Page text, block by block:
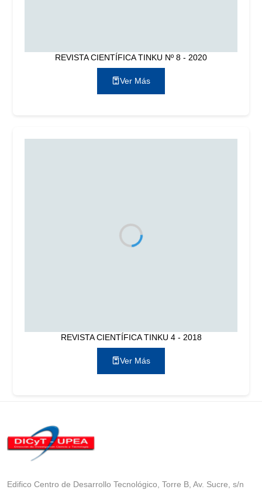
REVISTA CIENTÍFICA TINKU Nº 8 - 2020
Ver Más
REVISTA CIENTÍFICA TINKU 4 - 2018
Ver Más
Edifico Centro de Desarrollo Tecnológico, Torre B, Av. Sucre, s/n